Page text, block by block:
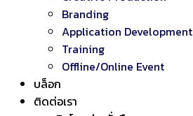
Branding
Application Development
Training
Offline/Online Event
บล็อก
ติดต่อเรา